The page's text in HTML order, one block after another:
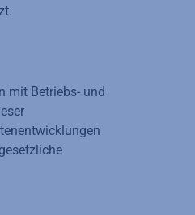
mit Betriebs- und